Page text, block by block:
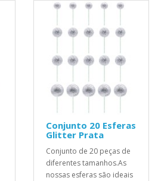
Conjunto 20 Esferas
Glitter Prata
Conjunto de 20 peças de
diferentes tamanhos.As
nossas esferas são ideais